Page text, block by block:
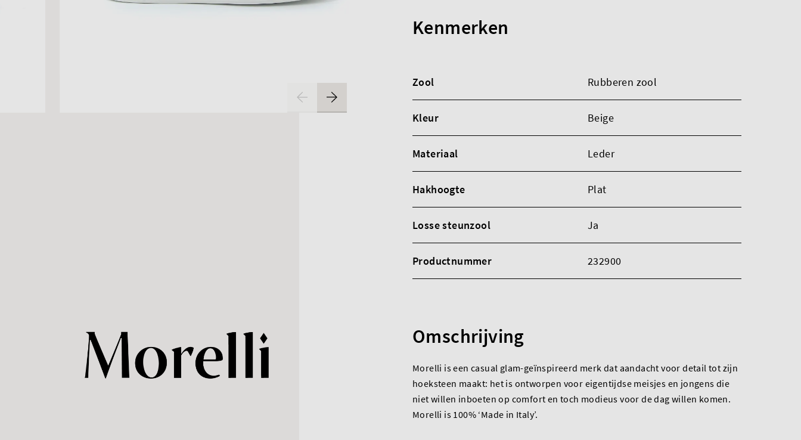
Kenmerken
Zool Rubberen zool
Kleur Beige
Materiaal Leder
Hakhoogte Plat
Losse steunzool Ja
Productnummer 232900
Omschrijving
Morelli is een casual glam-geïnspireerd merk dat aandacht voor detail tot zijn
hoeksteen maakt: het is ontworpen voor eigentijdse meisjes en jongens die
niet willen inboeten op comfort en toch modieus voor de dag willen komen.
Morelli is 100% ‘Made in Italy’.